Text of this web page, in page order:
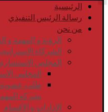
الرئيسية
رسالة الرئيس التنفيذي
من نحن
الرؤية و المهمة و
الشركاء
المجلس
المجلس
طلب عضوية
بشركة
الإدارات و الأقسام